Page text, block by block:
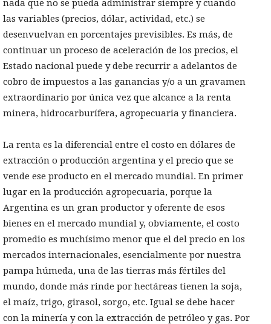
nada que no se pueda administrar siempre y cuando
las variables (precios, dólar, actividad, etc.) se
desenvuelvan en porcentajes previsibles. Es más, de
continuar un proceso de aceleración de los precios, el
Estado nacional puede y debe recurrir a adelantos de
cobro de impuestos a las ganancias y/o a un gravamen
extraordinario por única vez que alcance a la renta
minera, hidrocarburífera, agropecuaria y financiera.
La renta es la diferencial entre el costo en dólares de
extracción o producción argentina y el precio que se
vende ese producto en el mercado mundial. En primer
lugar en la producción agropecuaria, porque la
Argentina es un gran productor y oferente de esos
bienes en el mercado mundial y, obviamente, el costo
promedio es muchísimo menor que el del precio en los
mercados internacionales, esencialmente por nuestra
pampa húmeda, una de las tierras más fértiles del
mundo, donde más rinde por hectáreas tienen la soja,
el maíz, trigo, girasol, sorgo, etc. Igual se debe hacer
con la minería y con la extracción de petróleo y gas. Por